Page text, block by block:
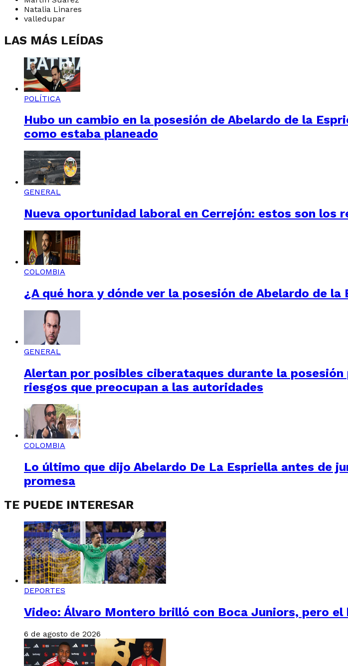
Natalia Linares
valledupar
LAS MÁS LEÍDAS
POLÍTICA
Hubo un cambio en la posesión de Abelardo de la
como estaba planeado
GENERAL
Nueva oportunidad laboral en Cerrejón: estos son los
COLOMBIA
¿A qué hora y dónde ver la posesión de Abelardo de
GENERAL
Alertan por posibles ciberataques durante la
riesgos que preocupan a las autoridades
COLOMBIA
Lo último que dijo Abelardo De La Espriella antes de
promesa
TE PUEDE INTERESAR
DEPORTES
Video: Álvaro Montero brilló con Boca Juniors, pero el
6 de agosto de 2026